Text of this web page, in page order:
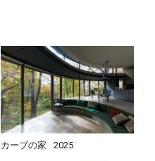
カーブの家 2025